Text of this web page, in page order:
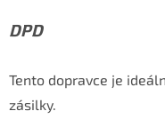
DPD
Tento dopravce je
zásilky.